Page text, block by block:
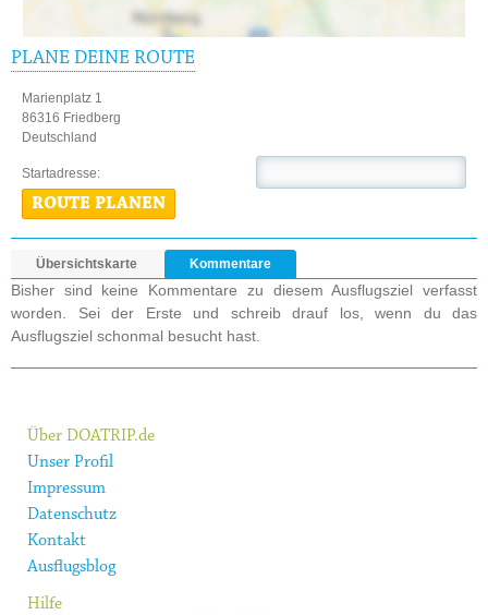
PLANE DEINE ROUTE
Marienplatz 1
86316 Friedberg
Deutschland
Startadresse:
ROUTE PLANEN
Übersichtskarte Kommentare
Bisher sind keine Kommentare zu diesem Ausflugsziel verfasst
worden. Sei der Erste und schreib drauf los, wenn du das
Ausflugsziel schonmal besucht hast.
Über DOATRIP.de
Unser Profil
Impressum
Datenschutz
Kontakt
Ausflugsblog
Hilfe